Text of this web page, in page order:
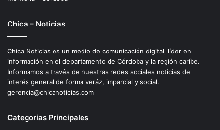
Chica – Noticias
Chica Noticias es un medio de comunicación digital, líder en
información en el departamento de Córdoba y la región caríbe.
Informamos a través de nuestras redes sociales noticias de
interés general de forma veráz, imparcial y social.
gerencia@chicanoticias.com
Categorias Principales